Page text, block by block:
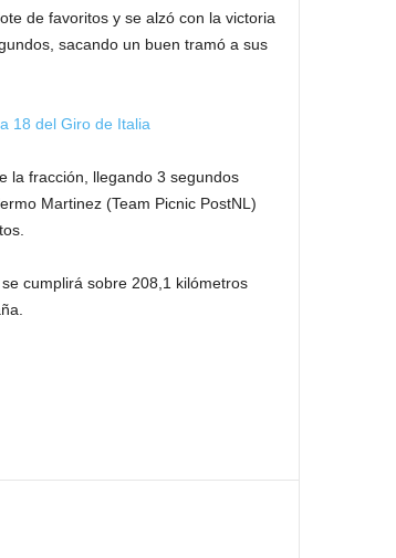
de favoritos y se alzó con la victoria
sacando un buen tramó a sus
18 del Giro de Italia
la fracción, llegando 3 segundos
Martinez (Team Picnic PostNL)
cumplirá sobre 208,1 kilómetros